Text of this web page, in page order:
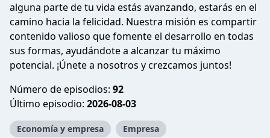
alguna parte de tu vida estás avanzando, estarás en el
camino hacia la felicidad. Nuestra misión es compartir
contenido valioso que fomente el desarrollo en todas
sus formas, ayudándote a alcanzar tu máximo
potencial. ¡Únete a nosotros y crezcamos juntos!
Número de episodios: 92
Último episodio: 2026-08-03
Economía y empresa Empresa